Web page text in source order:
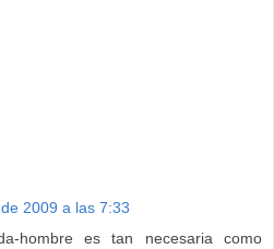
2009 a las 7:33
hombre es tan necesaria como